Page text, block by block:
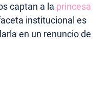
captan a la princesa
institucional es
en un renuncio de